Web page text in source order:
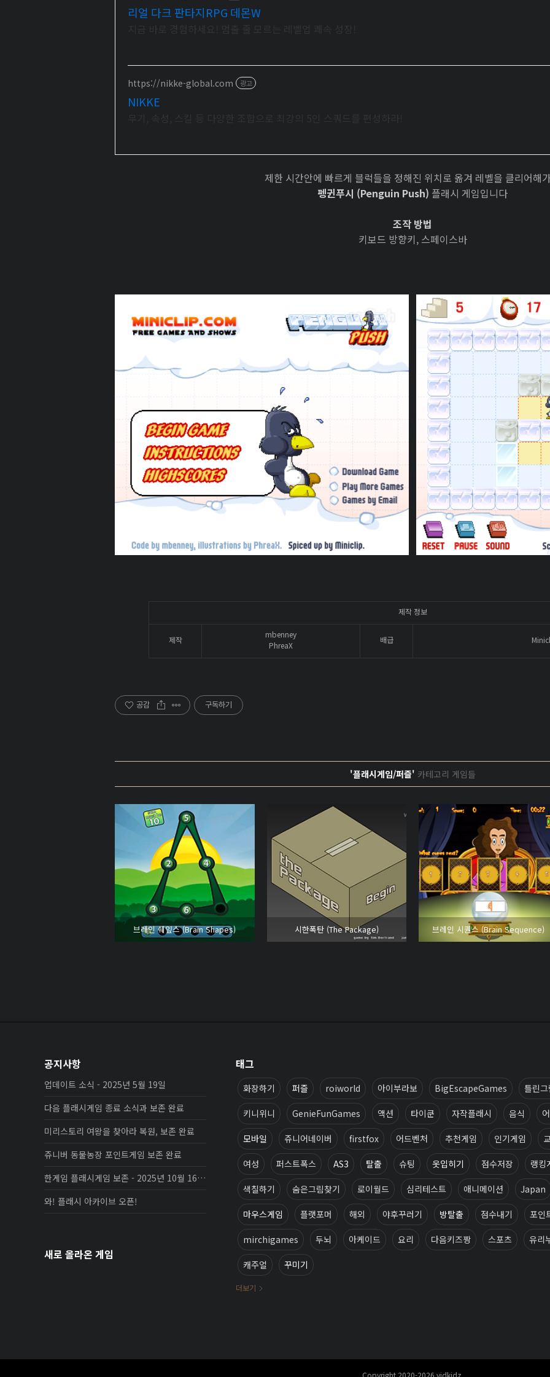
리얼 다크 판타지RPG 데몬W
https://nikke-global.com 광고
NIKKE
제한 시간안에 빠르게 블럭들을 정해진 위치로 옮겨 레벨을 클리어해
펭귄푸시 (Penguin Push) 플래시 게임입니다
조작 방법
키보드 방향키, 스페이스바
제작 정보
제작
mbenney
PhreaX
배급
공감 구독하기
'플래시게임/퍼즐' 카테고리 게임들
브레인 쉐잎스 (Brain Shapes) 시한폭탄 (The Package) 브레인 시퀀스 (Brain Sequence)
공지사항
업데이트 소식 - 2025년 5월 19일
다음 플래시게임 종료 소식과 보존 완료
미리스토리 여왕을 찾아라 복원, 보존 완료
쥬니버 동물농장 포인트게임 보존 완료
한게임 플래시게임 보존 - 2025년 10월 16일 업데이트
와! 플래시 아카이브 오픈!
새로 올라온 게임
태그
화장하기 퍼즐 roiworld 아이부라보 BigEscapeGames 틀린
키니위니 GenieFunGames 액션 타이쿤 자작플래시 음식
모바일 쥬니어네이버 firstfox 어드벤처 추천게임 인기게임
여성 퍼스트폭스 AS3 탈출 슈팅 옷입히기 점수저장 랭킹
색칠하기 숨은그림찾기 로이월드 심리테스트 애니메이션 Japan
마우스게임 플랫포머 해외 야후꾸러기 방탈출 점수내기 포인
mirchigames 두뇌 아케이드 요리 다음키즈짱 스포츠 유리
캐주얼 꾸미기
더보기
Copyright 2020-2026 vidkidz.